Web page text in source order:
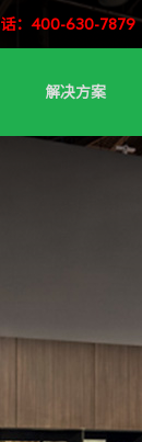
话：400-630-7879
解决方案